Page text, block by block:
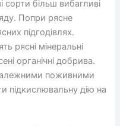
сорти більш вибагливі
Попри рясне
підгодівлях.
рясні мінеральні
органічні добрива.
поживними
підкислювальну дію на